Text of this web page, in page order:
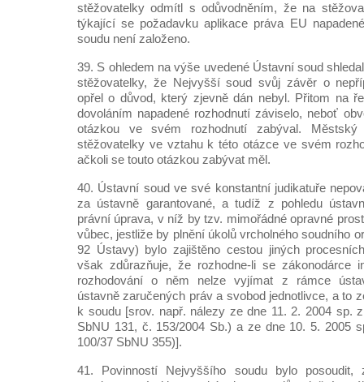
stěžovatelky odmítl s odůvodněním, že na
týkající se požadavku aplikace práva EU
soudu není založeno.
39. S ohledem na výše uvedené Ústavní soud
stěžovatelky, že Nejvyšší soud svůj závěr o
opřel o důvod, který zjevně dán nebyl. Přitom na
dovoláním napadené rozhodnutí záviselo, neboť
otázkou ve svém rozhodnutí zabýval.
stěžovatelky ve vztahu k této otázce ve svém
ačkoli se touto otázkou zabývat měl.
40. Ústavní soud ve své konstantní judikatuře
za ústavně garantované, a tudíž z pohledu
právní úprava, v níž by tzv. mimořádné opravné
vůbec, jestliže by plnění úkolů vrcholného soudního
92 Ústavy) bylo zajištěno cestou jiných
však zdůrazňuje, že rozhodne-li se zákonodárce
rozhodování o něm nelze vyjímat z rámce
ústavně zaručených práv a svobod jednotlivce, a to
k soudu [srov. např. nálezy ze dne 11. 2. 2004 sp.
SbNU 131, č. 153/2004 Sb.) a ze dne 10. 5. 2005
100/37 SbNU 355)].
41. Povinností Nejvyššího soudu bylo